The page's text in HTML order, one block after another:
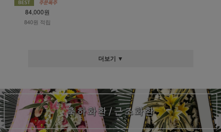
84,000원
840원 적립
더보기 ▼